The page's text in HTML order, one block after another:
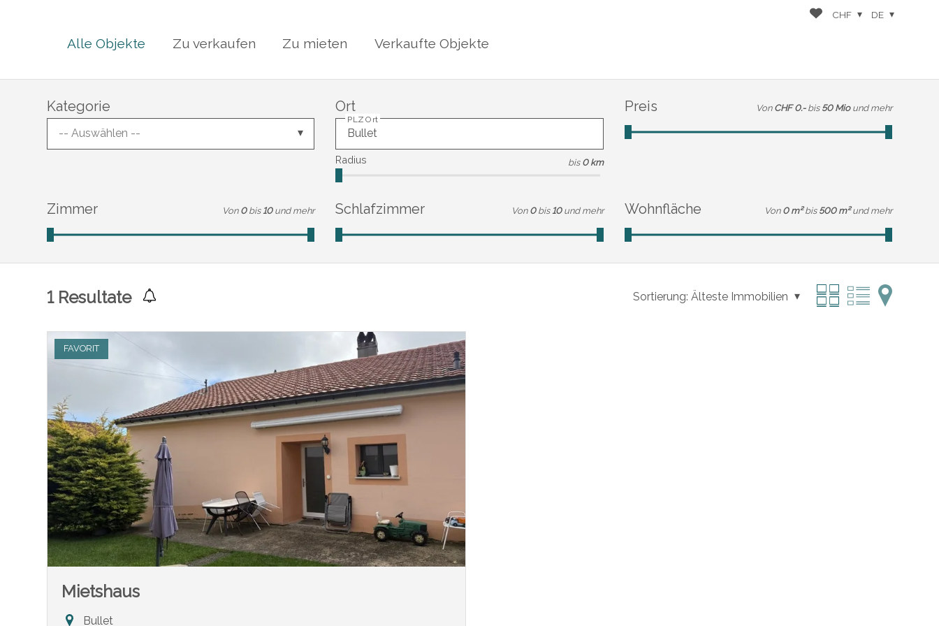
Alle Objekte Zu verkaufen Zu mieten Verkaufte Objekte
CHF DE
Kategorie
-- Auswählen --
Ort
PLZ Ort
Radius bis 0 km
Preis Von CHF 0.- bis 50 Mio und mehr
Zimmer Von 0 bis 10 und mehr Schlafzimmer Von 0 bis 10 und mehr Wohnfläche Von 0 m² bis 500 m² und mehr
1Resultate Sortierung: Älteste Immobilien
FAVORIT
Mietshaus
Bullet